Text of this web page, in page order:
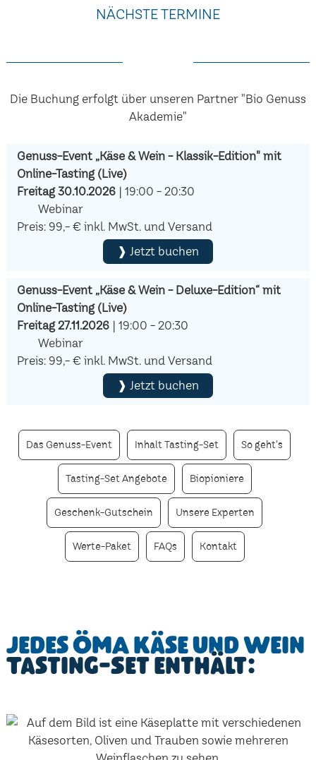
NÄCHSTE TERMINE
Die Buchung erfolgt über unseren Partner "Bio Genuss
Akademie"
Genuss-Event „Käse & Wein - Klassik-Edition" mit
Online-Tasting (Live)
Freitag 30.10.2026| 19:00 - 20:30
Webinar
Preis: 99,- € inkl. MwSt. und Versand
❱ Jetzt buchen
Genuss-Event „Käse & Wein - Deluxe-Edition“ mit
Online-Tasting (Live)
Freitag 27.11.2026| 19:00 - 20:30
Webinar
Preis: 99,- € inkl. MwSt. und Versand
❱ Jetzt buchen
Das Genuss-Event Inhalt Tasting-Set So geht's
Tasting-Set Angebote Biopioniere
Geschenk-Gutschein Unsere Experten
Werte-Paket FAQs Kontakt
Jedes ÖMA Käse und Wein
Tasting-Set enthält: